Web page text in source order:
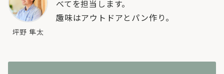
坪野 隼太
べてを担当します。
趣味はアウトドアとパン作り。